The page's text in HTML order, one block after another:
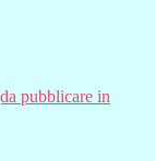
pubblicare in